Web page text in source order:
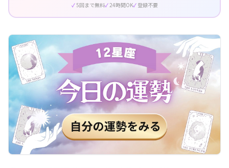
5回まで無料 24時間OK 登録不要